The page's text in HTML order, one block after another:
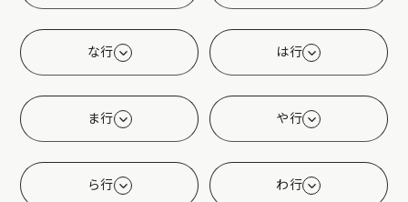
な行 は行
ま行 や行
ら行 わ行